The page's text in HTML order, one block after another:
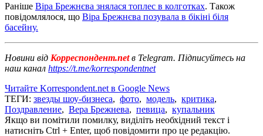
Раніше Віра Брежнєва знялася топлес в колготках. Також
повідомлялося, що Віра Брежнєва позувала в бікіні біля
басейну.
Новини від Корреспондент.netв Telegram. Підписуйтесь на
наш канал https://t.me/korrespondentnet
Читайте Korrespondent.net в Google News
ТЕГИ: звезды шоу-бизнеса, фото, модель, критика,
Поздравление, Вера Брежнева, певица, купальник
Якщо ви помітили помилку, виділіть необхідний текст і
натисніть Ctrl + Enter, щоб повідомити про це редакцію.